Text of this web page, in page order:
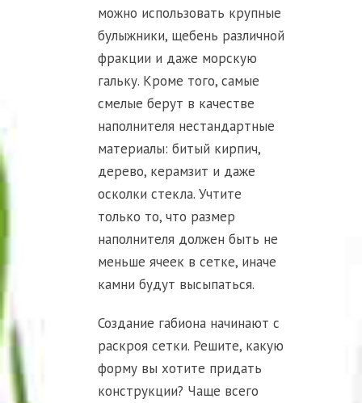
можно использовать крупные
булыжники, щебень различной
фракции и даже морскую
гальку. Кроме того, самые
смелые берут в качестве
наполнителя нестандартные
материалы: битый кирпич,
дерево, керамзит и даже
осколки стекла. Учтите
только то, что размер
наполнителя должен быть не
меньше ячеек в сетке, иначе
камни будут высыпаться.
Создание габиона начинают с
раскроя сетки. Решите, какую
форму вы хотите придать
конструкции? Чаще всего